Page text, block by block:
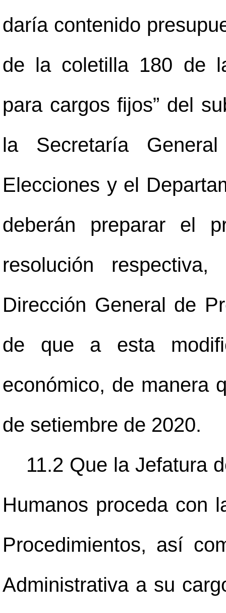
daría contenido
de la coletilla 180 de
para cargos fijos” del
la Secretaría
Elecciones y el
deberán preparar el
resolución
Dirección General de
de que a esta
económico, de manera
de setiembre de 2020.
11.2 Que la Jefatura
Humanos proceda con
Procedimientos, así
Administrativa a su